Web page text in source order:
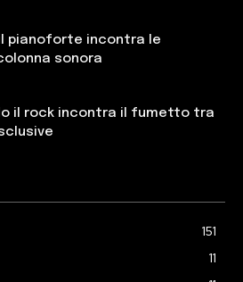
pianoforte incontra le
sonora
il rock incontra il fumetto tra
151
11